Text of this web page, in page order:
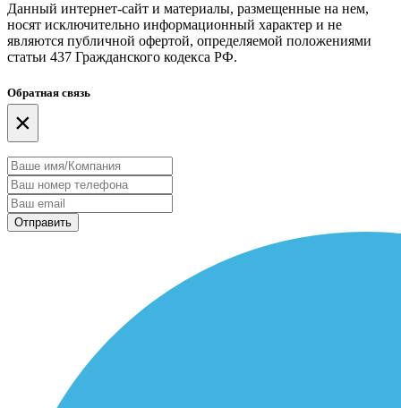
Данный интернет-сайт и материалы, размещенные на нем,
носят исключительно информационный характер и не
являются публичной офертой, определяемой положениями
статьи 437 Гражданского кодекса РФ.
Обратная связь
×
Отправить